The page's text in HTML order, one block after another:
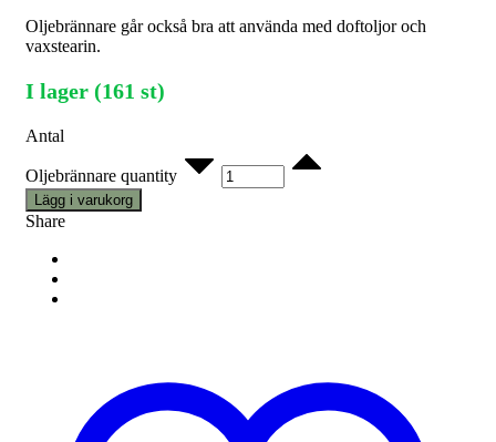
Oljebrännare går också bra att använda med doftoljor och
vaxstearin.
I lager (161 st)
Antal
Oljebrännare quantity
Lägg i varukorg
Share